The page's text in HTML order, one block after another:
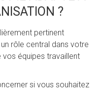
?
pertinent
rôle central dans votre
vos équipes travaillent
si vous souhaitez